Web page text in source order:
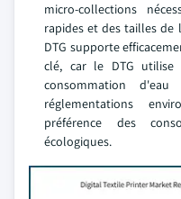
micro-collections
rapides et des tailles
DTG supporte
clé, car le DTG
consommation
réglementations
préférence des
écologiques.